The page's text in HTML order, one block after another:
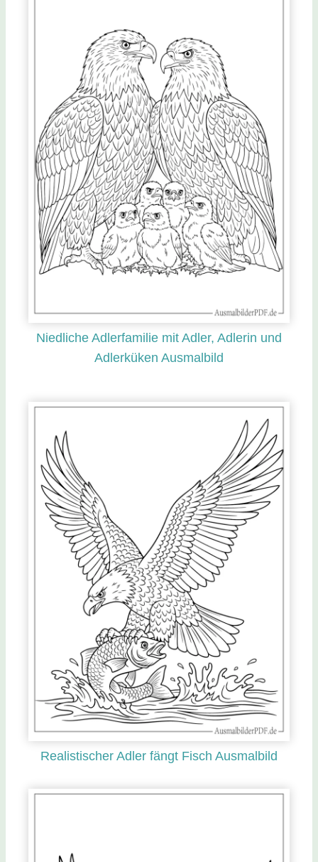
Niedliche Adlerfamilie mit Adler, Adlerin und
Adlerküken Ausmalbild
Realistischer Adler fängt Fisch Ausmalbild